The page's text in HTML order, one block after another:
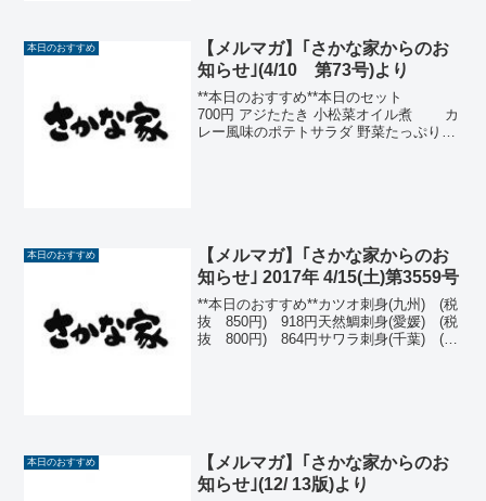
本日のおすすめ
【メルマガ】｢さかな家からのお
知らせ｣(4/10 第73号)より
**本日のおすすめ**本日のセット
700円 アジたたき 小松菜オイル煮 カ
レー風味のポテトサラダ 野菜たっぷりす
本日のおすすめ
【メルマガ】｢さかな家からのお
知らせ｣ 2017年 4/15(土)第3559号
**本日のおすすめ**カツオ刺身(九州) (税
抜 850円) 918円天然鯛刺身(愛媛) (税
抜 800円) 864円サワラ刺身(千葉) (税
本日のおすすめ
【メルマガ】｢さかな家からのお
知らせ｣(12/ 13版)より